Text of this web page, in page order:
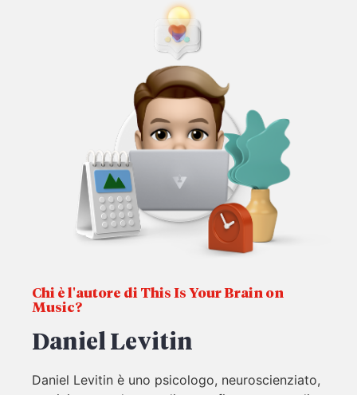
Chi è l'autore di This Is Your Brain on
Music?
Daniel Levitin
Daniel Levitin è uno psicologo, neuroscienziato,